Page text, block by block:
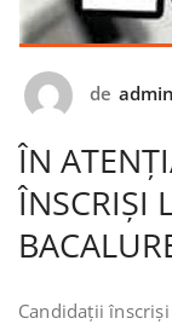
de admin
ÎN
ÎNSCRIŞI
Candidaţii